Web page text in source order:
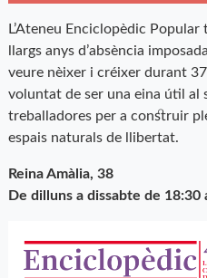
L’Ateneu Enciclopèdic
llargs anys d’absència
veure nèixer i créixer durant
voluntat de ser una eina útil al
treballadores per a construir
espais naturals de llibertat.
Reina Amàlia, 38
De dilluns a dissabte de 18:30